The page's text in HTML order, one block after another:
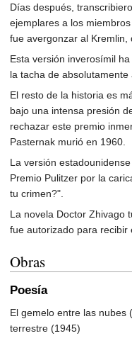
Días después,
ejemplares a los
fue avergonzar al Kremlin,
Esta versión inverosímil
la tacha de absolutamente
El resto de la historia es
bajo una intensa presión
rechazar este premio
Pasternak murió en 1960.
La versión
Premio Pulitzer por la
tu crimen?".
La novela Doctor Zhivago
fue autorizado para recibir
Obras
Poesía
El gemelo entre las nubes
terrestre (1945)